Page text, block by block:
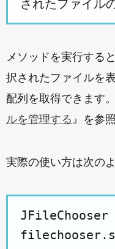
メソッドを実行する
択されたファイルを
配列を取得できます
ルを管理する 』を参
実際の使い方は次の